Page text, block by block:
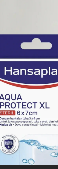
agar Cepat